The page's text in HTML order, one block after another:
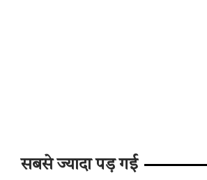
सबसे ज्यादा पड़ गई